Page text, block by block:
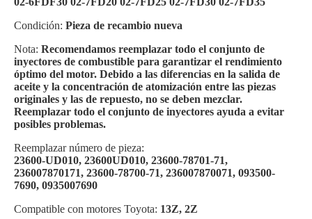
Condición: Pieza de recambio nueva
Nota: Recomendamos reemplazar todo el conjunto de
inyectores de combustible para garantizar el rendimiento
óptimo del motor. Debido a las diferencias en la salida de
aceite y la concentración de atomización entre las piezas
originales y las de repuesto, no se deben mezclar.
Reemplazar todo el conjunto de inyectores ayuda a evitar
posibles problemas.
Reemplazar número de pieza:
23600-UD010, 23600UD010, 23600-78701-71,
236007870171, 23600-78700-71, 236007870071, 093500-
7690, 0935007690
Compatible con motores Toyota: 13Z, 2Z